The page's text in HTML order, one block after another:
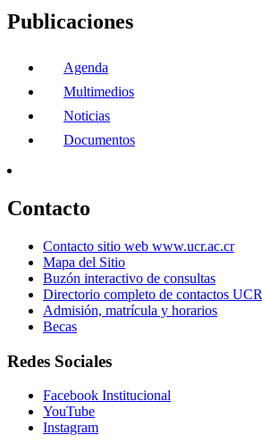
Publicaciones
Agenda
Multimedios
Noticias
Documentos
Contacto
Contacto sitio web www.ucr.ac.cr
Mapa del Sitio
Buzón interactivo de consultas
Directorio completo de contactos UCR
Admisión, matrícula y horarios
Becas
Redes Sociales
Facebook Institucional
YouTube
Instagram